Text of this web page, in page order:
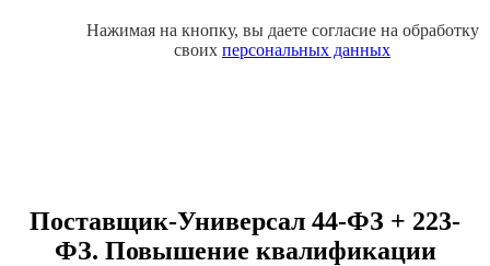
Нажимая на кнопку, вы даете согласие на обработку
своих персональных данных
Поставщик-Универсал 44-ФЗ + 223-
ФЗ. Повышение квалификации